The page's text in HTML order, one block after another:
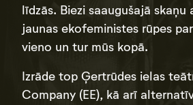
līdzās. Biezi saaugušajā
jaunas ekofeministes rūpes
vieno un tur mūs kopā.
Izrāde top Ģertrūdes ielas
Company (EE), kā arī